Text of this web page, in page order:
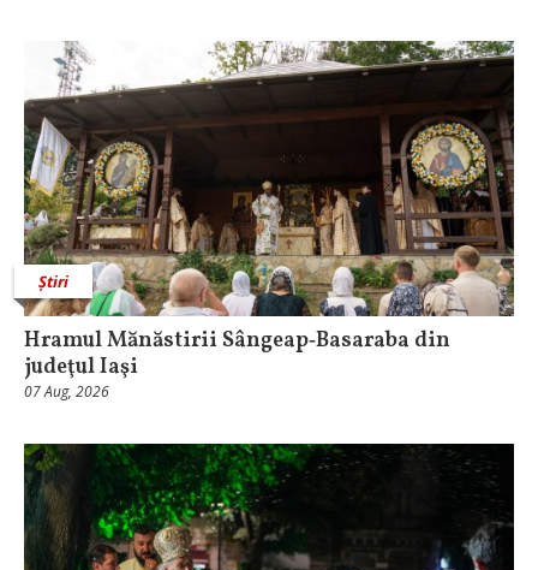
Știri
Hramul Mănăstirii Sângeap‑Basaraba din
judeţul Iaşi
07 Aug, 2026